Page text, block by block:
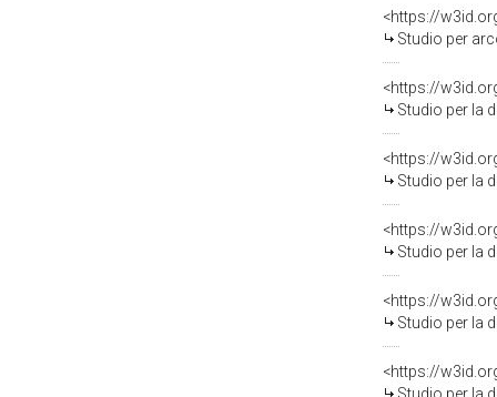
<https://
Studio per arco
<https://
Studio per la
<https://
Studio per la
<https://
Studio per la
<https://
Studio per la
<https://